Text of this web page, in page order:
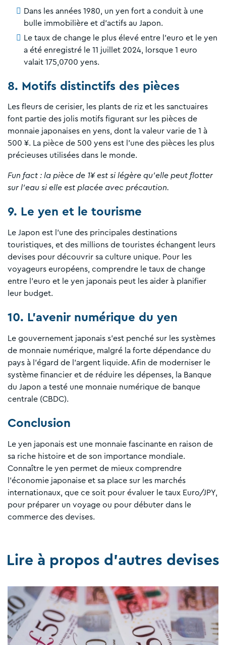
Dans les années 1980, un yen fort a conduit à une
bulle immobilière et d'actifs au Japon.
Le taux de change le plus élevé entre l'euro et le yen
a été enregistré le 11 juillet 2024, lorsque 1 euro
valait 175,0700 yens.
8. Motifs distinctifs des pièces
Les fleurs de cerisier, les plants de riz et les sanctuaires
font partie des jolis motifs figurant sur les pièces de
monnaie japonaises en yens, dont la valeur varie de 1 à
500 ¥. La pièce de 500 yens est l'une des pièces les plus
précieuses utilisées dans le monde.
Fun fact : la pièce de 1¥ est si légère qu'elle peut flotter
sur l'eau si elle est placée avec précaution.
9. Le yen et le tourisme
Le Japon est l'une des principales destinations
touristiques, et des millions de touristes échangent leurs
devises pour découvrir sa culture unique. Pour les
voyageurs européens, comprendre le taux de change
entre l'euro et le yen japonais peut les aider à planifier
leur budget.
10. L'avenir numérique du yen
Le gouvernement japonais s'est penché sur les systèmes
de monnaie numérique, malgré la forte dépendance du
pays à l'égard de l'argent liquide. Afin de moderniser le
système financier et de réduire les dépenses, la Banque
du Japon a testé une monnaie numérique de banque
centrale (CBDC).
Conclusion
Le yen japonais est une monnaie fascinante en raison de
sa riche histoire et de son importance mondiale.
Connaître le yen permet de mieux comprendre
l'économie japonaise et sa place sur les marchés
internationaux, que ce soit pour évaluer le taux Euro/JPY,
pour préparer un voyage ou pour débuter dans le
commerce des devises.
Lire à propos d'autres devises